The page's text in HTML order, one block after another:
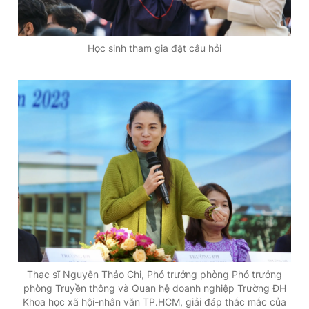
Học sinh tham gia đặt câu hỏi
Thạc sĩ Nguyễn Thảo Chi, Phó trưởng phòng Phó trưởng
phòng Truyền thông và Quan hệ doanh nghiệp Trường ĐH
Khoa học xã hội-nhân văn TP.HCM, giải đáp thắc mắc của